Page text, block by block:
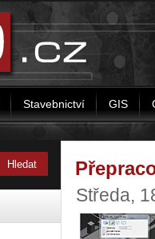
Stavebnictví GIS
Středa,